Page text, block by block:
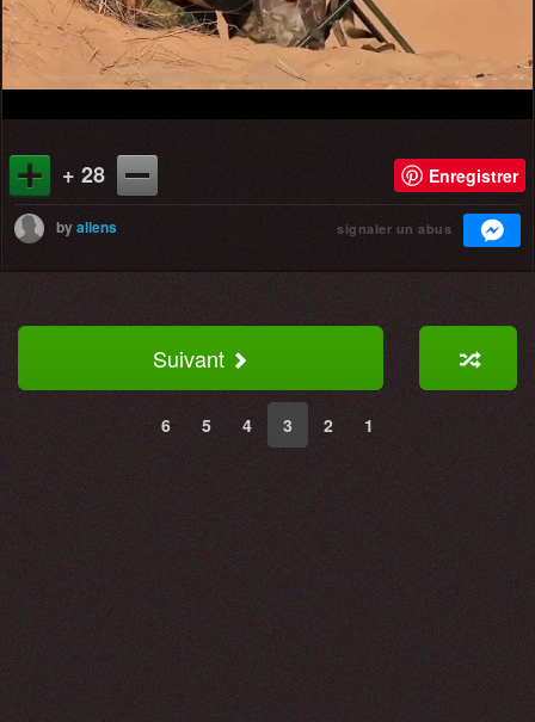
Video
+ 28 Enregistrer
byaliens signaler un abus
Suivant
6 5 4 3 2 1